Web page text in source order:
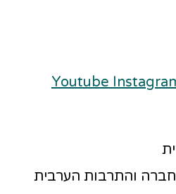
Youtube
והתרבות הערבית